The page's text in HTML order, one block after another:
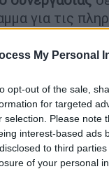
My Personal
opt-out of the sale,
for targeted
selection. Please note
interest-based ads
to third
of your personal
για τις